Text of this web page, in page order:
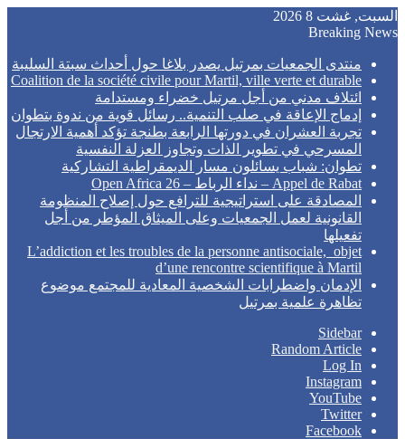
السبت, غشت 8 2026
Breaking News
منتدى الجمعيات بمرتيل يصدر بلاغا حول أحداث سبتة السليبة
Coalition de la société civile pour Martil, ville verte et durable
ائتلاف مدني من أجل مرتيل خضراء ومستدامة
إدماج الإعاقة في صلب التنمية.. رسائل قوية من ندوة بتطوان
تجربة العشران في دورتها الرابعة بطنجة تؤكد أهمية الارتجال
المسرحي في تطوير الذات وتجاوز العزلة النفسية
تطوان: شباب يسائلون مسار الديمقراطية التشاركية
Appel de Rabat – نداء الرباط – Open Africa 26
المصادقة على استراتيجية للترافع حول إصلاح المنظومة
القانونية لعمل الجمعيات وعلى الميثاق المؤطر من أجل
تفعيلها
L’addiction et les troubles de la personne antisociale, objet
d’une rencontre scientifique à Martil
الإدمان واضطرابات الشخصية المعادية للمجتمع موضوع
تظاهرة علمية بمرتيل
Sidebar
Random Article
Log In
Instagram
YouTube
Twitter
Facebook